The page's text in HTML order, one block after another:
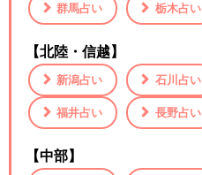
群馬占い 栃木占い
【北陸・信越】
新潟占い 石川占い
福井占い 長野占い
【中部】